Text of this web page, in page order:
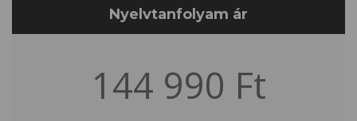
Nyelvtanfolyam ár
144 990 Ft